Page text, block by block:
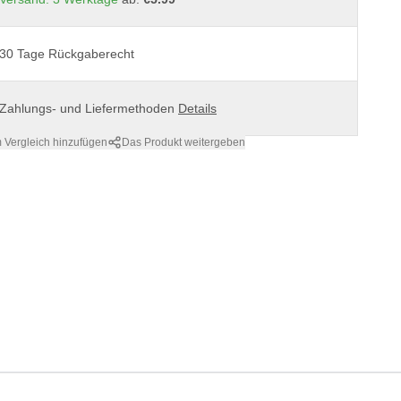
30 Tage Rückgaberecht
Zahlungs- und Liefermethoden Details
Vergleich hinzufügen Das Produkt weitergeben